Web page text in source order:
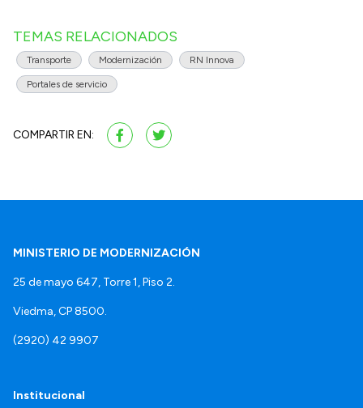
TEMAS RELACIONADOS
Transporte Modernización RN Innova
Portales de servicio
COMPARTIR EN:
MINISTERIO DE MODERNIZACIÓN
25 de mayo 647, Torre 1, Piso 2.
Viedma, CP 8500.
(2920) 42 9907
Institucional